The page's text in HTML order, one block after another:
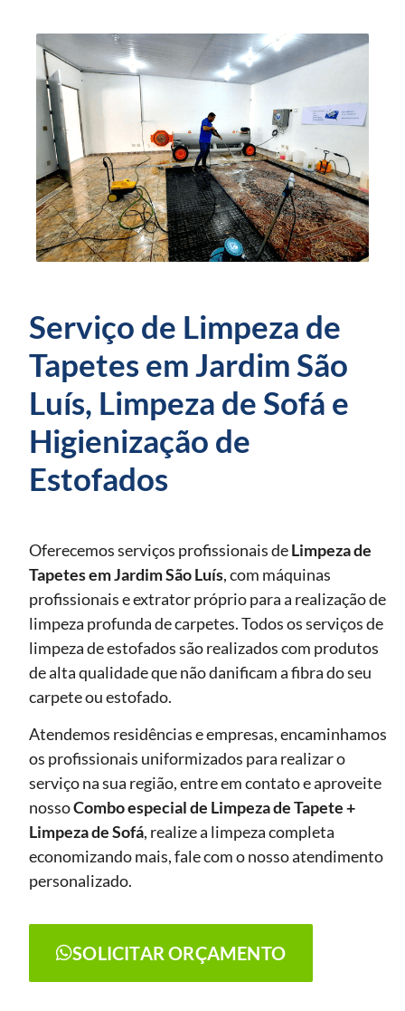
Serviço de Limpeza de
Tapetes em Jardim São
Luís, Limpeza de Sofá e
Higienização de
Estofados
Oferecemos serviços profissionais deLimpeza de
Tapetesem Jardim São Luís, com máquinas
profissionais e extrator próprio para a realização de
limpeza profunda de carpetes. Todos os serviços de
limpeza de estofados são realizados com produtos
de alta qualidade que não danificam a fibra do seu
carpete ou estofado.
Atendemos residências e empresas, encaminhamos
os profissionais uniformizados para realizar o
serviço na sua região, entre em contato e aproveite
nossoCombo especial de Limpeza de Tapete +
Limpeza de Sofá, realize a limpeza completa
economizando mais, fale com o nosso atendimento
personalizado.
SOLICITAR ORÇAMENTO